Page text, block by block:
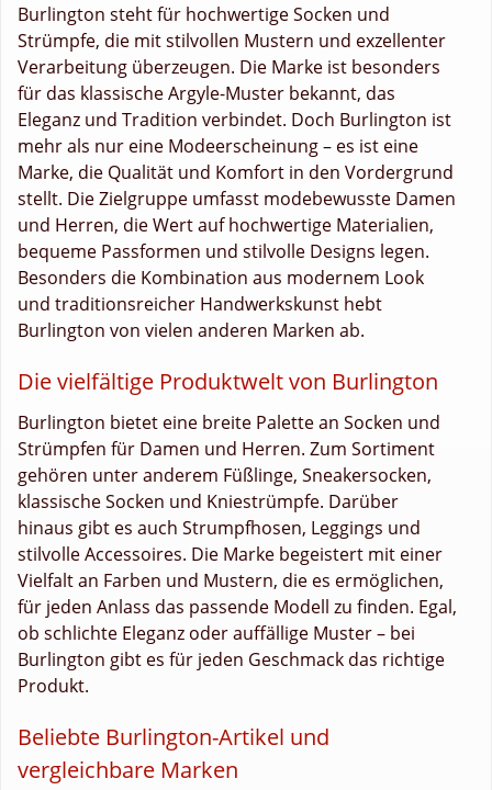
Burlington steht für hochwertige Socken und
Strümpfe, die mit stilvollen Mustern und exzellenter
Verarbeitung überzeugen. Die Marke ist besonders
für das klassische Argyle-Muster bekannt, das
Eleganz und Tradition verbindet. Doch Burlington ist
mehr als nur eine Modeerscheinung – es ist eine
Marke, die Qualität und Komfort in den Vordergrund
stellt. Die Zielgruppe umfasst modebewusste Damen
und Herren, die Wert auf hochwertige Materialien,
bequeme Passformen und stilvolle Designs legen.
Besonders die Kombination aus modernem Look
und traditionsreicher Handwerkskunst hebt
Burlington von vielen anderen Marken ab.
Die vielfältige Produktwelt von Burlington
Burlington bietet eine breite Palette an Socken und
Strümpfen für Damen und Herren. Zum Sortiment
gehören unter anderem Füßlinge, Sneakersocken,
klassische Socken und Kniestrümpfe. Darüber
hinaus gibt es auch Strumpfhosen, Leggings und
stilvolle Accessoires. Die Marke begeistert mit einer
Vielfalt an Farben und Mustern, die es ermöglichen,
für jeden Anlass das passende Modell zu finden. Egal,
ob schlichte Eleganz oder auffällige Muster – bei
Burlington gibt es für jeden Geschmack das richtige
Produkt.
Beliebte Burlington-Artikel und
vergleichbare Marken